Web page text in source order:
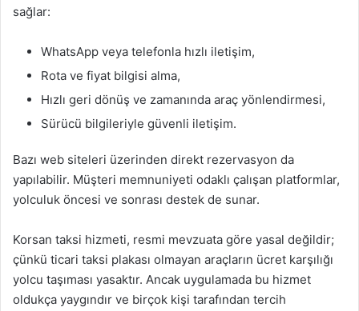
sağlar:
WhatsApp veya telefonla hızlı iletişim,
Rota ve fiyat bilgisi alma,
Hızlı geri dönüş ve zamanında araç yönlendirmesi,
Sürücü bilgileriyle güvenli iletişim.
Bazı web siteleri üzerinden direkt rezervasyon da
yapılabilir. Müşteri memnuniyeti odaklı çalışan platformlar,
yolculuk öncesi ve sonrası destek de sunar.
Korsan taksi hizmeti, resmi mevzuata göre yasal değildir;
çünkü ticari taksi plakası olmayan araçların ücret karşılığı
yolcu taşıması yasaktır. Ancak uygulamada bu hizmet
oldukça yaygındır ve birçok kişi tarafından tercih